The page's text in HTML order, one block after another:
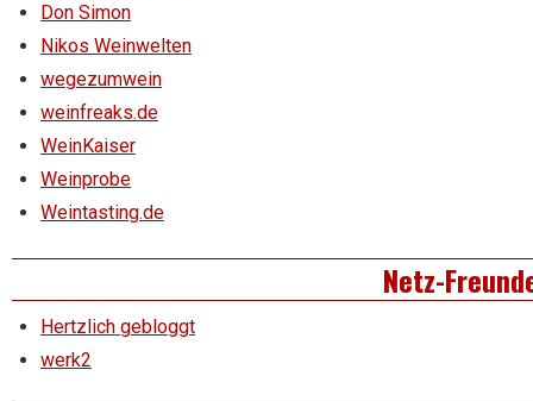
Don Simon
Nikos Weinwelten
wegezumwein
weinfreaks.de
WeinKaiser
Weinprobe
Weintasting.de
Netz-
Hertzlich gebloggt
werk2